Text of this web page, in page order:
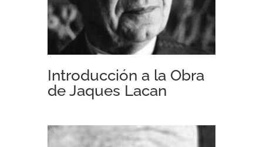
Introducción a la Obra
de Jaques Lacan